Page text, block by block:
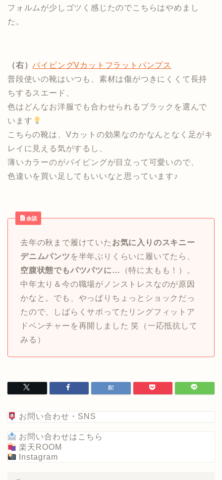
フォルムが少しゴツく感じたのでこちらはやめまし
た。
（右）パイピングVカットフラットパンプス
普段使いの靴はいつも、素材は傷がつきにくくて長持
ちするスエード、
色はどんなお洋服でも合わせられるブラックを選んで
います
こちらの靴は、Vカットの効果なのかなんとなく足がキ
レイに見える気がするし、
薄いカラーのがパイピングが目立って可愛いので、
色違いを買い足してもいいなと思っています♪
余談
去年の秋まで履けていた お気に入りのスキニー
デニムパンツ を半年ぶりくらいに履いてたら、
空腹状態でもパツパツに… （特に太もも！）。
中年太り＆今の職場がノンストレスなのが原因
かなと。でも、やっぱりちょっとショックだっ
たので、しばらくサボってたリングフィットア
ドベンチャーを再開しました 笑（一応抵抗して
みる）
お問い合わせ・SNS
お問い合わせはこちら
楽天ROOM
Instagram